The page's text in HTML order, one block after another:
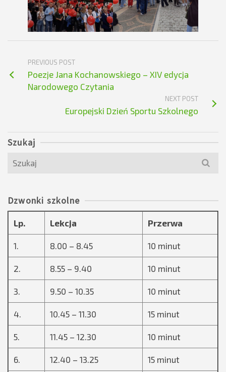
PREVIOUS POST
Poezje Jana Kochanowskiego – XIV edycja
Narodowego Czytania
NEXT POST
Europejski Dzień Sportu Szkolnego
Szukaj
Search
Dzwonki szkolne
Lp. Lekcja Przerwa
1. 8.00 – 8.45 10 minut
2. 8.55 – 9.40 10 minut
3. 9.50 – 10.35 10 minut
4. 10.45 – 11.30 15 minut
5. 11.45 – 12.30 10 minut
6. 12.40 – 13.25 15 minut